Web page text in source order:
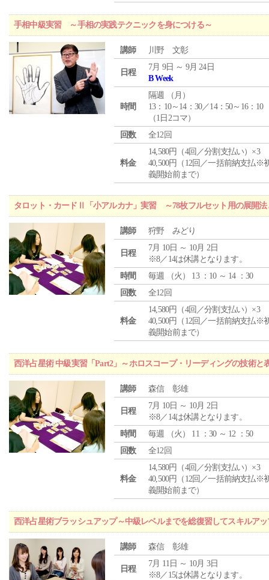
手相中級実習 ～手相の実践テクニックを身につける～
講師 川野 文彰
日程
7月 9日 ～ 9月 24日
B Week
時間
隔週 （ 月 ）
13：10～14：30／14：50～16：10
（1日2コマ）
回数
全12回
料金
14,580円（4回／分割支払い）×3
40,500円（12回／一括前納支払※
義開始前まで）
タロット・カードⅡ「小アルカナ」実習 ～78枚フルセット用の展開法
講師 狩野 みどり
日程
7月 10日 ～ 10月 2日
※8／14は休講となります。
時間
毎週 （火 ） 13 ：10 ～ 14 ：30
回数
全12回
料金
14,580円（4回／分割支払い）×3
40,500円（12回／一括前納支払※
義開始前まで）
西洋占星術 中級実習「Part2」～ホロスコープ・リーディングの技術と
講師 森信 彰雄
日程
7月 10日 ～ 10月 2日
※8／14は休講となります。
時間
毎週 （火 ） 11 ：30 ～ 12 ：50
回数
全12回
料金
14,580円（4回／分割支払い）×3
40,500円（12回／一括前納支払※
義開始前まで）
西洋占星術ブラッシュアップ～中級レベルまでを総復習してスキルア
講師 森信 彰雄
日程
7月 11日 ～ 10月 3日
※8／15は休講となります。